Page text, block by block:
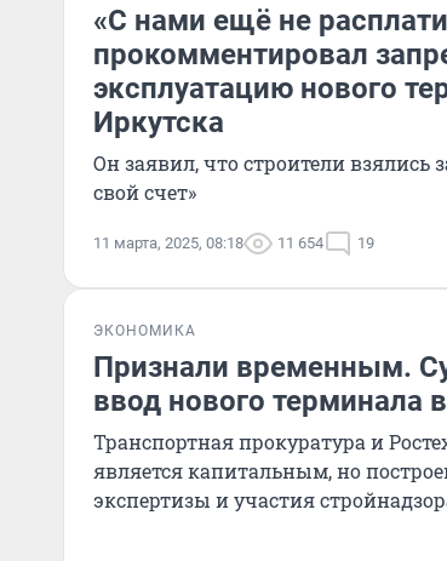
«С нами ещё не
прокомментировал
эксплуатацию нового
Иркутска
Он заявил, что строители взялись
свой счет»
11 марта, 2025, 08:18 11 654 19
ЭКОНОМИКА
Признали временным.
ввод нового терминала
Транспортная прокуратура и
является капитальным, но
экспертизы и участия